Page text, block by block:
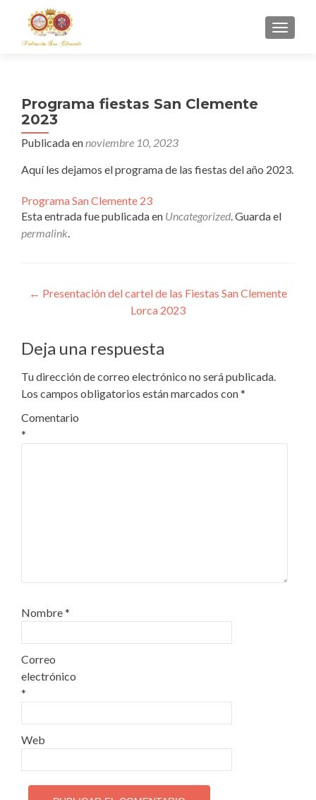
Programa fiestas San Clemente
2023
Publicada ennoviembre 10, 2023
Aquí les dejamos el programa de las fiestas del año 2023.
Programa San Clemente 23
Esta entrada fue publicada en Uncategorized. Guarda el
permalink.
Navegación de entradas
← Presentación del cartel de las Fiestas San Clemente
Lorca 2023
Deja una respuesta
Tu dirección de correo electrónico no será publicada.
Los campos obligatorios están marcados con*
Comentario
*
Nombre*
Correo
electrónico
*
Web